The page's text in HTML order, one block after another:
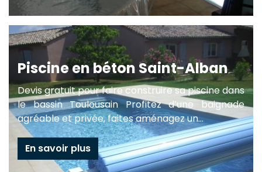
Piscine en béton Saint-Alban
Devis gratuit pour faire construire sa piscine dans
le bassin Toulousain Profitez d’une baignade
agréable et privée, faites aménagez un...
En savoir plus